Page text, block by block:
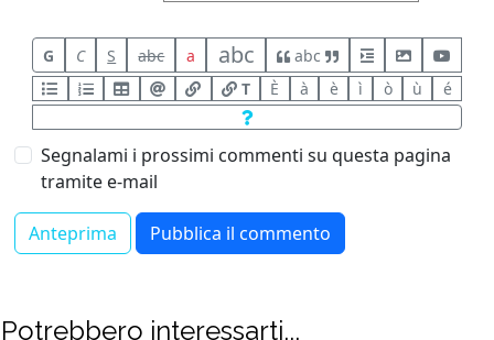
G C S abc a abc
abc
T
È à è ì ò ù é
Segnalami i prossimi commenti su questa pagina
tramite e-mail
Potrebbero interessarti...